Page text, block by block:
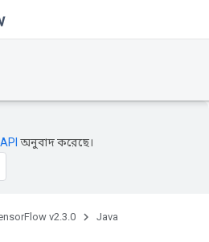
অনুবাদ করেছে।
v2.3.0 Java